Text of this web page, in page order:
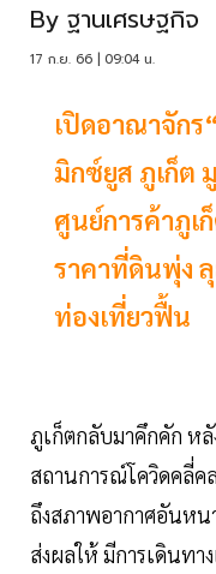
By ฐานเศรษฐกิจ
17 ก.ย. 66 | 09:04 น.
เปิดอาณาจัก
มิกซ์ยูส ภูเก็ต
ศูนย์การค้าภูเ
ราคาที่ดินพุ่ง
ท่องเที่ยวฟื้น
ภูเก็ตกลับมาคึกคัก ห
สถานการณ์โควิดคลี่ค
ถึงสภาพอากาศอันหน
ส่งผลให้ มีการเดินท